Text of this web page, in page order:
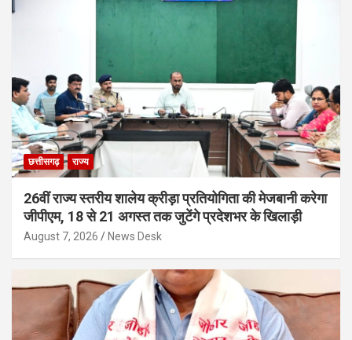
छत्तीसगढ़ राज्य
26वीं राज्य स्तरीय शालेय क्रीड़ा प्रतियोगिता की मेजबानी करेगा
जीपीएम, 18 से 21 अगस्त तक जुटेंगे प्रदेशभर के खिलाड़ी
August 7, 2026 News Desk